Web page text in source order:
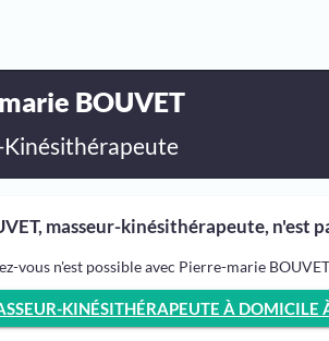
BOUVET
Kinésithérapeute
masseur-kinésithérapeute, n'est
vous n'est possible avec Pierre-marie
KINÉSITHÉRAPEUTE À DOMICILE